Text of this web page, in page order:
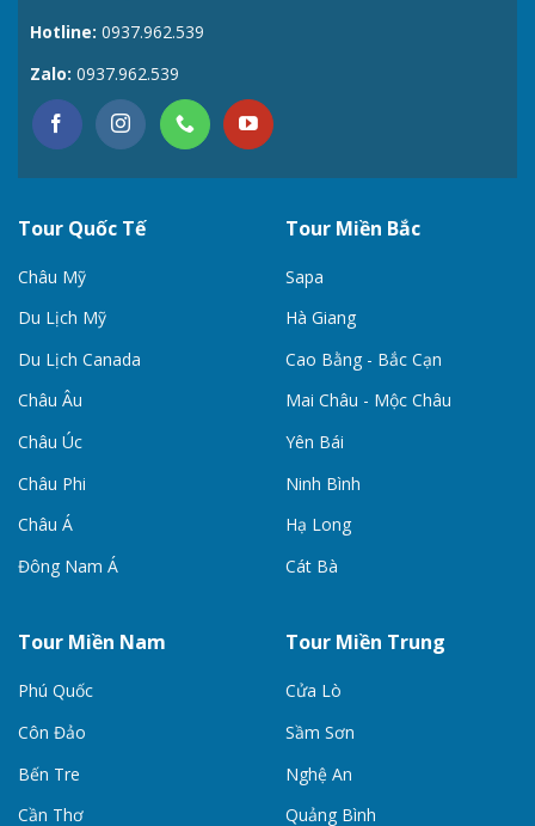
Hotline: 0937.962.539
Zalo: 0937.962.539
Tour Quốc Tế
Châu Mỹ
Du Lịch Mỹ
Du Lịch Canada
Châu Âu
Châu Úc
Châu Phi
Châu Á
Đông Nam Á
Tour Miền Bắc
Sapa
Hà Giang
Cao Bằng - Bắc Cạn
Mai Châu - Mộc Châu
Yên Bái
Ninh Bình
Hạ Long
Cát Bà
Tour Miền Nam
Phú Quốc
Côn Đảo
Bến Tre
Cần Thơ
Tour Miền Trung
Cửa Lò
Sầm Sơn
Nghệ An
Quảng Bình